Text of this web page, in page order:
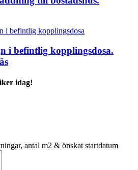
i befintlig kopplingsdosa.
idag!
antal m2 & önskat startdatum